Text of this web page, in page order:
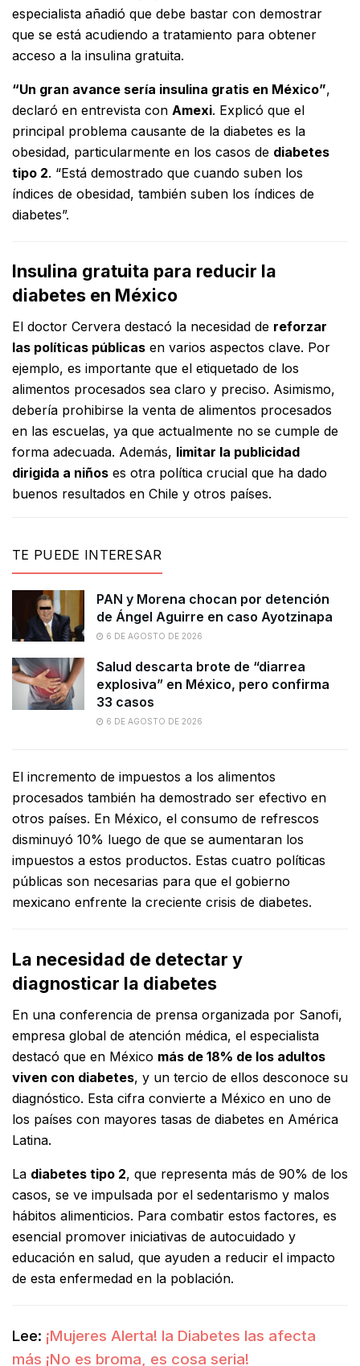
especialista añadió que debe bastar con demostrar
que se está acudiendo a tratamiento para obtener
acceso a la insulina gratuita.
“Un gran avance sería insulina gratis en México”,
declaró en entrevista con Amexi. Explicó que el
principal problema causante de la diabetes es la
obesidad, particularmente en los casos de diabetes
tipo 2. “Está demostrado que cuando suben los
índices de obesidad, también suben los índices de
diabetes”.
Insulina gratuita para reducir la
diabetes en México
El doctor Cervera destacó la necesidad de reforzar
las políticas públicas en varios aspectos clave. Por
ejemplo, es importante que el etiquetado de los
alimentos procesados sea claro y preciso. Asimismo,
debería prohibirse la venta de alimentos procesados
en las escuelas, ya que actualmente no se cumple de
forma adecuada. Además, limitar la publicidad
dirigida a niños es otra política crucial que ha dado
buenos resultados en Chile y otros países.
TE PUEDE INTERESAR
PAN y Morena chocan por detención
de Ángel Aguirre en caso Ayotzinapa
6 DE AGOSTO DE 2026
Salud descarta brote de “diarrea
explosiva” en México, pero confirma
33 casos
6 DE AGOSTO DE 2026
El incremento de impuestos a los alimentos
procesados también ha demostrado ser efectivo en
otros países. En México, el consumo de refrescos
disminuyó 10% luego de que se aumentaran los
impuestos a estos productos. Estas cuatro políticas
públicas son necesarias para que el gobierno
mexicano enfrente la creciente crisis de diabetes.
La necesidad de detectar y
diagnosticar la diabetes
En una conferencia de prensa organizada por Sanofi,
empresa global de atención médica, el especialista
destacó que en México más de 18% de los adultos
viven con diabetes, y un tercio de ellos desconoce su
diagnóstico. Esta cifra convierte a México en uno de
los países con mayores tasas de diabetes en América
Latina.
La diabetes tipo 2, que representa más de 90% de los
casos, se ve impulsada por el sedentarismo y malos
hábitos alimenticios. Para combatir estos factores, es
esencial promover iniciativas de autocuidado y
educación en salud, que ayuden a reducir el impacto
de esta enfermedad en la población.
Lee: ¡Mujeres Alerta! la Diabetes las afecta
más ¡No es broma, es cosa seria!